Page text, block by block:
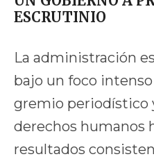
ESCRUTINIO
La administración
bajo un foco
gremio periodístico
derechos humanos
resultados